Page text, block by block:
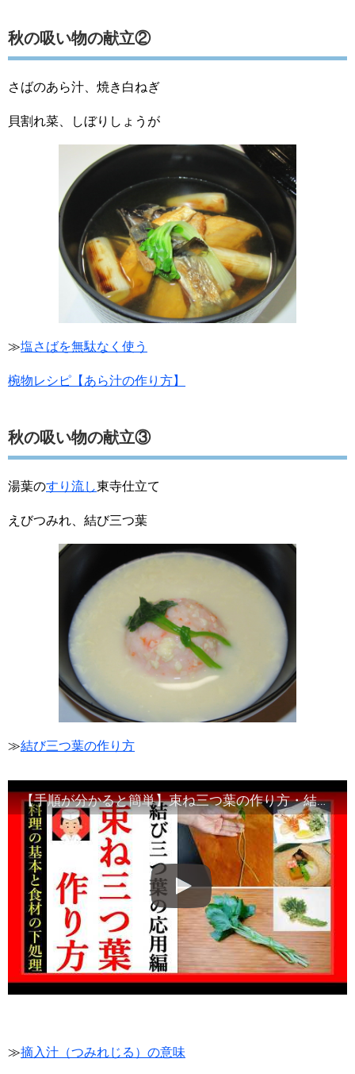
秋の吸い物の献立②
さばのあら汁、焼き白ねぎ
貝割れ菜、しぼりしょうが
≫塩さばを無駄なく使う
椀物レシピ【あら汁の作り方】
秋の吸い物の献立③
湯葉のすり流し東寺仕立て
えびつみれ、結び三つ葉
≫結び三つ葉の作り方
【手順が分かると簡単】束ね三つ葉の作り方・結び三つ葉の応用編・Japanese food
≫摘入汁（つみれじる）の意味